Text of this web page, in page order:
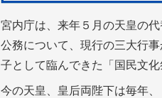
宮内庁は、来年５月の天皇の
公務について、現行の三大行
子として臨んできた「国民文
今の天皇、皇后両陛下は毎年